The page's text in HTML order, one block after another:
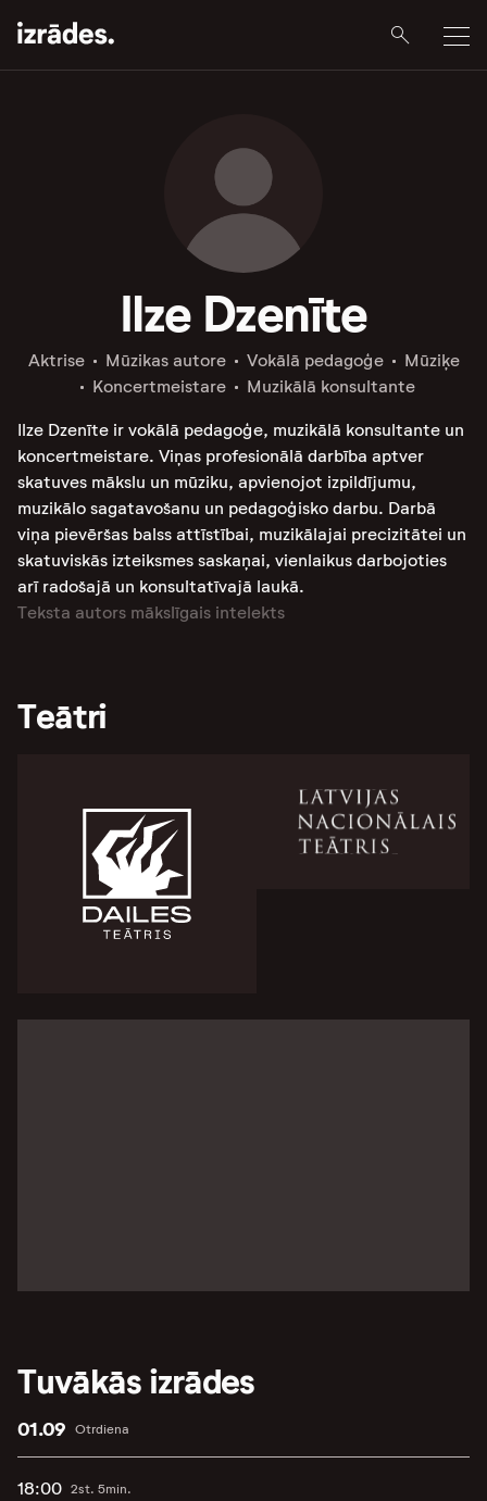
Ilze Dzenīte
Aktrise Mūzikas autore Vokālā pedagoģe
Mūziķe
Koncertmeistare
Muzikālā konsultante
Ilze Dzenīte ir vokālā pedagoģe, muzikālā konsultante un
koncertmeistare. Viņas profesionālā darbība aptver
skatuves mākslu un mūziku, apvienojot izpildījumu,
muzikālo sagatavošanu un pedagoģisko darbu. Darbā
viņa pievēršas balss attīstībai, muzikālajai precizitātei un
skatuviskās izteiksmes saskaņai, vienlaikus darbojoties
arī radošajā un konsultatīvajā laukā.
Teksta autors mākslīgais intelekts
Teātri
Tuvākās izrādes
Otrdiena
01.09
18:00 2st. 5min.